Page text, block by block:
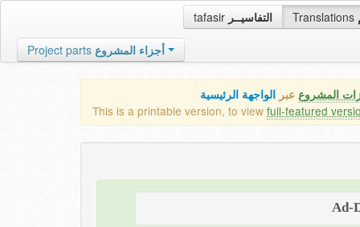
tafasir التفاسيــر Translations
Project parts أجزاء المشروع
المشروع عبر الواجهة الرئيسية
This is a printable version, to view full-featured